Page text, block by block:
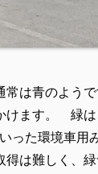
常は青のよう
けます。 緑は
った環境車
得は難しく、